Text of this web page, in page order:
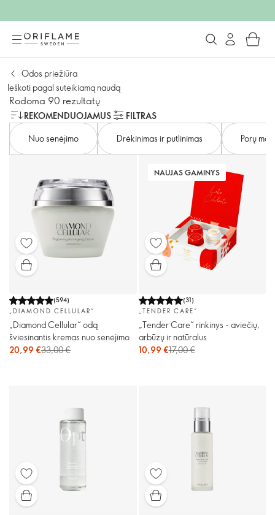
Odos priežiūra
Ieškoti pagal suteikiamą naudą
Rodoma 90 rezultatų
REKOMENDUOJAMUS
FILTRAS
Nuo senėjimo
Drėkinimas ir putlinimas Porų
(594)
„DIAMOND CELLULAR“
„Diamond Cellular“ odą
šviesinantis kremas nuo senėjimo
20,99 €33,00 €
NAUJAS GAMINYS
(31)
„TENDER CARE“
„Tender Care“ rinkinys - aviečių,
arbūzų ir natūralus
10,99 €17,00 €